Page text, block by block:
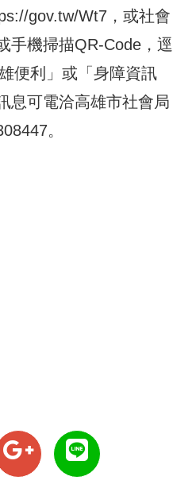
gov.tw/Wt7 ，或社會
手機掃描QR-Code，逕
便利」或「身障資訊
息可電洽高雄市社會局
。